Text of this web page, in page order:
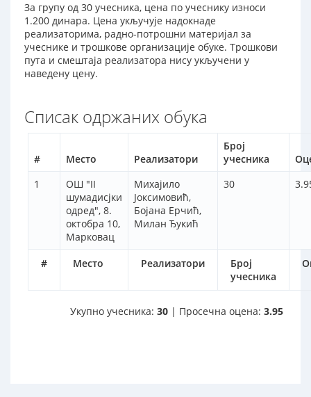
За групу од 30 учесника, цена по учеснику износи
1.200 динара. Цена укључује надокнаде
реализаторима, радно-потрошни материјал за
учеснике и трошкове организације обуке. Трошкови
пута и смештаја реализатора нису укључени у
наведену цену.
Списак одржаних обука
# Место Реализатори
Број
учесника
# Место Реализатори
Број
учесника
1
ОШ "II
шумадисјки
одред", 8.
октобра 10,
Марковац
Михајило
Јоксимовић,
Бојана Ерчић,
Милан Ђукић
30
Укупно учесника: 30 | Просечна оцена: 3.95